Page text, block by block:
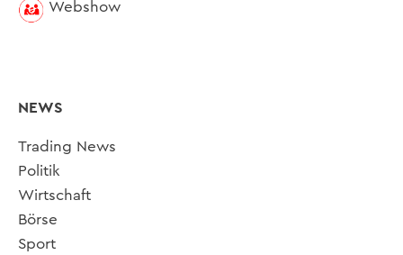
Webshow
NEWS
Trading News
Politik
Wirtschaft
Börse
Sport